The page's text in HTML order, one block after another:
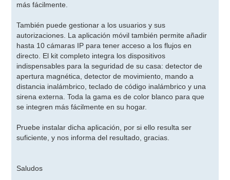
más fácilmente.
También puede gestionar a los usuarios y sus
autorizaciones. La aplicación móvil también permite añadir
hasta 10 cámaras IP para tener acceso a los flujos en
directo. El kit completo integra los dispositivos
indispensables para la seguridad de su casa: detector de
apertura magnética, detector de movimiento, mando a
distancia inalámbrico, teclado de código inalámbrico y una
sirena externa. Toda la gama es de color blanco para que
se integren más fácilmente en su hogar.
Pruebe instalar dicha aplicación, por si ello resulta ser
suficiente, y nos informa del resultado, gracias.
Saludos